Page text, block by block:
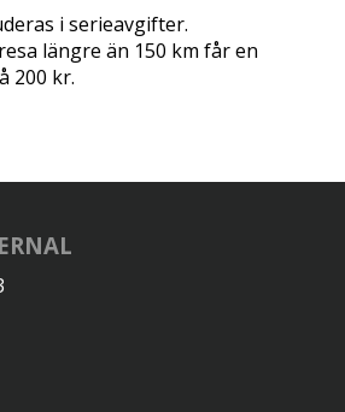
i serieavgifter.
längre än 150 km får en
200 kr.